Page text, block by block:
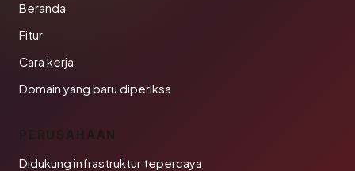
Beranda
Fitur
Cara kerja
Domain yang baru diperiksa
PERUSAHAAN
Didukung infrastruktur tepercaya